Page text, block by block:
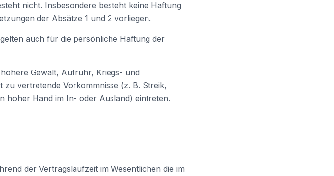
nicht. Insbesondere besteht keine Haftung
der Absätze 1 und 2 vorliegen.
auch für die persönliche Haftung der
Gewalt, Aufruhr, Kriegs- und
vertretende Vorkommnisse (z. B. Streik,
hoher Hand im In- oder Ausland) eintreten.
der Vertragslaufzeit im Wesentlichen die im